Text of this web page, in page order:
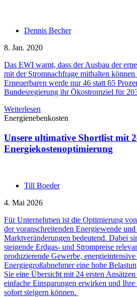
Dennis Becher
8. Jan. 2020
Das EWI warnt, dass der Ausbau der
mit der Stromnachfrage mithalten
Erneuerbaren werde nur 46 statt 65
Bundesregierung ihr Ökostromziel für
Weiterlesen
Energienebenkosten
Unsere ultimative Shortlist mit
Energiekostenoptimierung
Till Boeder
4. Mai 2026
Für Unternehmen ist die Optimierung
der voranschreitenden Energiewende
Marktveränderungen bedeutend. Dabei
steigende Erdgas- und Strompreise
produzierende Gewerbe,
Energiegroßabnehmer eine hohe
Sie eine Übersicht mit 24 ersten
einfache Einsparungen erwirken und
sofort steigern können.